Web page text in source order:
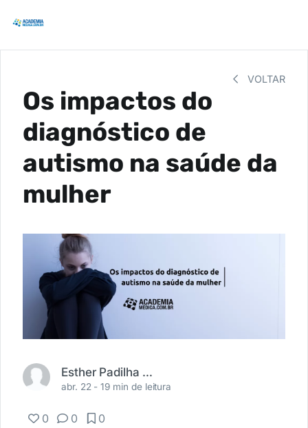
VOLTAR
Os impactos do
diagnóstico de
autismo na saúde da
mulher
Esther Padilha da Silveira
abr. 22 -19 min de leitura
0 0 0